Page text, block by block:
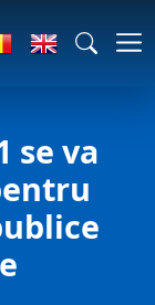
se va